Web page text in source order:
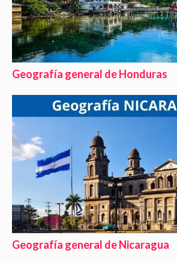
Geografía general de Honduras
Geografía general de Nicaragua